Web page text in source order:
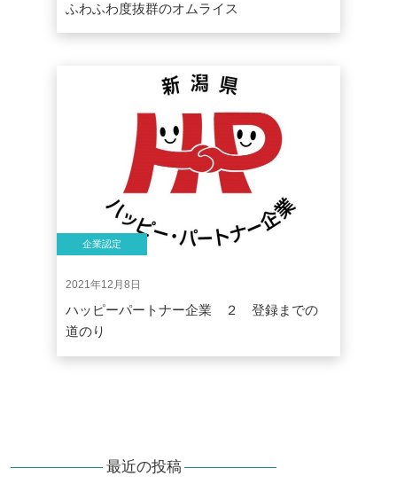
ふわふわ度抜群のオムライス
企業認定
2021年12月8日
ハッピーパートナー企業 ２ 登録までの
道のり
最近の投稿